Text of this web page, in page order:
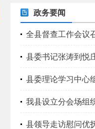
政务要闻
全县督查工作会议
县委书记张涛到悦
县委理论学习中心
我县设立分会场组
县领导走访慰问优